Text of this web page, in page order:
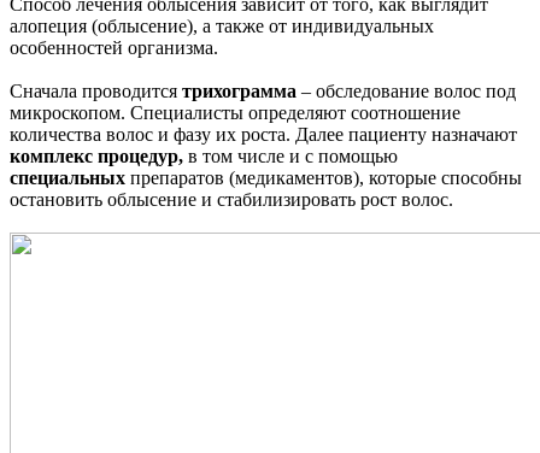
Способ лечения облысения зависит от того, как выглядит
алопеция (облысение), а также от индивидуальных
особенностей организма.
Сначала проводится трихограмма – обследование волос под
микроскопом. Специалисты определяют соотношение
количества волос и фазу их роста. Далее пациенту назначают
комплекс процедур, в том числе и с помощью
специальных препаратов (медикаментов), которые способны
остановить облысение и стабилизировать рост волос.